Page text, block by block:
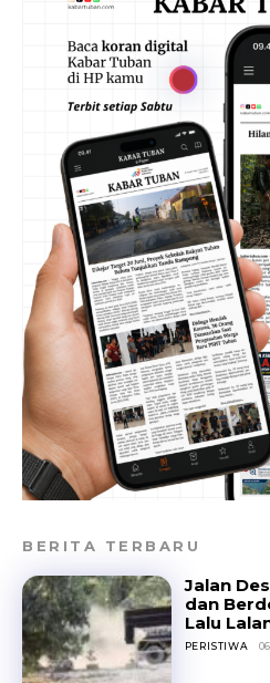
BERITA TERBARU
Jalan
dan
Lalu
PERISTIWA